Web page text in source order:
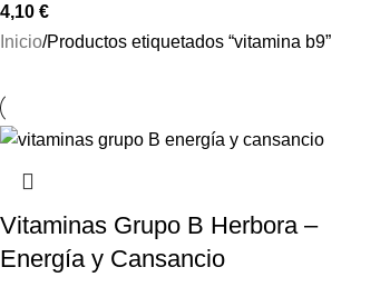
4,10 €
Inicio Productos etiquetados “vitamina b9”
Vitaminas Grupo B Herbora –
Energía y Cansancio